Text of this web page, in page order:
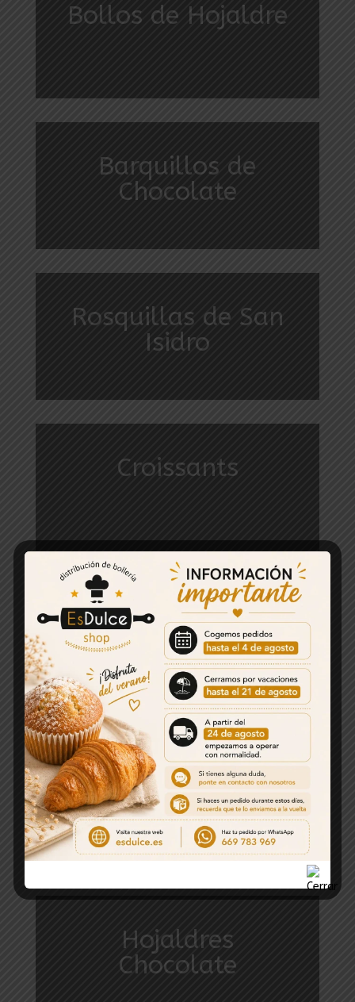
Bollos de Hojaldre
Barquillos de
Chocolate
Rosquillas de San
Isidro
Croissants
Galletas de
chocolate
Magdalenas
Hojaldres
Chocolate